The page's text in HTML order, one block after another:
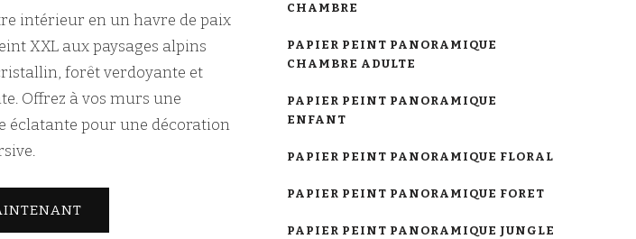
intérieur en un havre de paix
XXL aux paysages alpins
forêt verdoyante et
Offrez à vos murs une
éclatante pour une décoration
CHAMBRE
PAPIER PEINT PANORAMIQUE
CHAMBRE ADULTE
PAPIER PEINT PANORAMIQUE
ENFANT
PAPIER PEINT PANORAMIQUE FLORAL
PAPIER PEINT PANORAMIQUE FORET
PAPIER PEINT PANORAMIQUE JUNGLE